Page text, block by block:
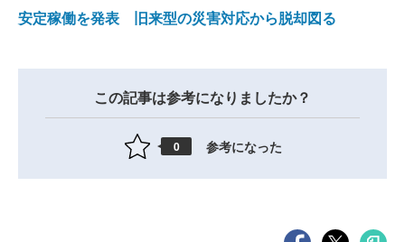
安定稼働を発表 旧来型の災害対応から脱却図る
この記事は参考になりましたか？
0 参考になった